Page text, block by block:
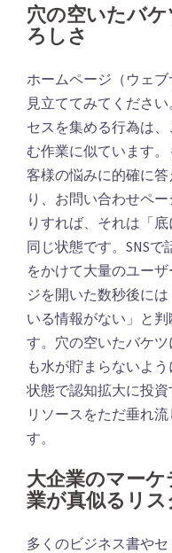
穴の空いたバ
ろしさ
ホームページ（ウェ
見立ててみてくださ
セスを集める行為は
む作業に似ています
客様の悩みに的確に
り、お問い合わせペ
りすれば、それは「
同じ状態です。SNS
をかけて大量のユー
ジを開いた数秒後に
いる情報がない」と
す。穴の空いたバケ
も水が貯まらないよ
状態で認知拡大に投
リソースをただ垂れ
す。
大企業のマー
業が真似るリス
多くのビジネス書や